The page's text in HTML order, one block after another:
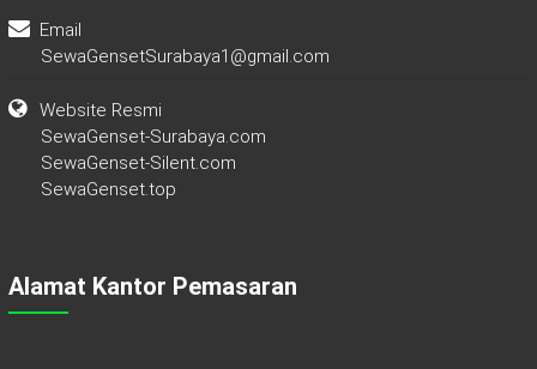
Email
SewaGensetSurabaya1@gmail.com
Website Resmi
SewaGenset-Surabaya.com
SewaGenset-Silent.com
SewaGenset.top
Alamat Kantor Pemasaran